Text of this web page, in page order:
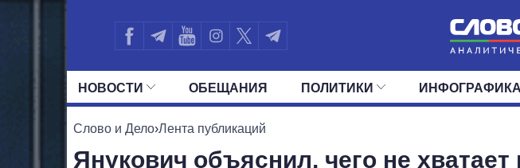
НОВОСТИ
ПОЛИТИКА
ОБЕЩАНИЯ ПОЛИТИКИ
ВСЕ ПОЛИТИКИ
ДЕПУТАТЫ
ИНФОГРАФИКА
Слово и Дело›Лента публикаций
Янукович объяснил, чего не